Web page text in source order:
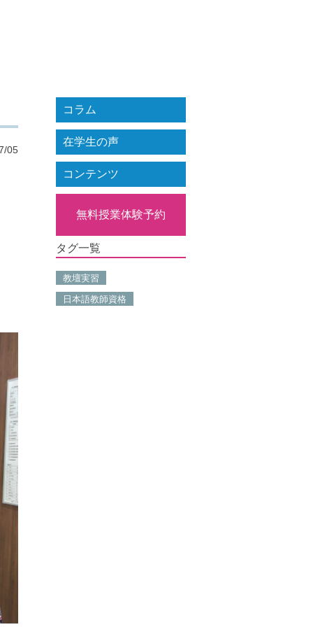
05
コラム
在学生の声
コンテンツ
無料授業体験予約
タグ一覧
教壇実習
日本語教師資格